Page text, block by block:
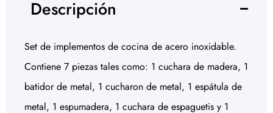
Descripción
Set de implementos de cocina de acero inoxidable.
Contiene 7 piezas tales como: 1 cuchara de madera, 1
batidor de metal, 1 cucharon de metal, 1 espátula de
metal, 1 espumadera, 1 cuchara de espaguetis y 1